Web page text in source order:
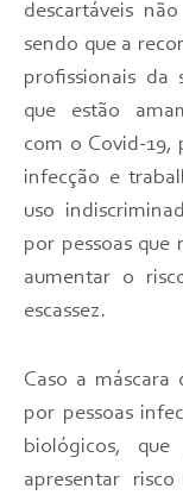
descartáveis
sendo que a
profissionais da
que estão
com o Covid-19,
infecção e
uso
por pessoas
aumentar o
escassez.
Caso a máscara
por pessoas
biológicos, que
apresentar